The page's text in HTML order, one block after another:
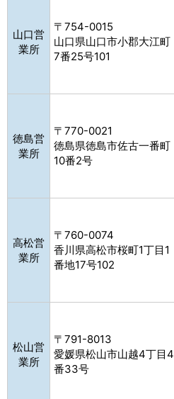
山口営
業所
〒754-0015
山口県山口市小郡大江町
7番25号101
徳島営
業所
〒770-0021
徳島県徳島市佐古一番町
10番2号
高松営
業所
〒760-0074
香川県高松市桜町1丁目1
番地17号102
松山営
業所
〒791-8013
愛媛県松山市山越4丁目4
番33号